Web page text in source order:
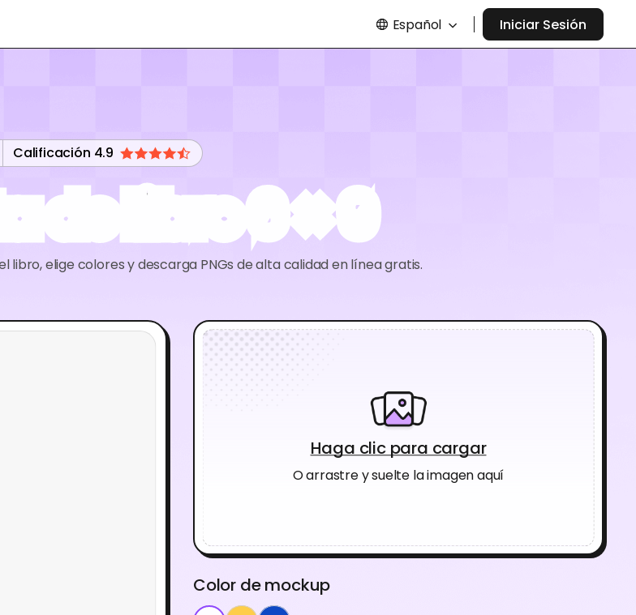
Español Iniciar Sesión
Calificación 4.9
de libro 6 × 9
libro, elige colores y descarga PNGs de alta calidad en línea gratis.
Haga clic para cargar
O arrastre y suelte la imagen aquí
Color de mockup